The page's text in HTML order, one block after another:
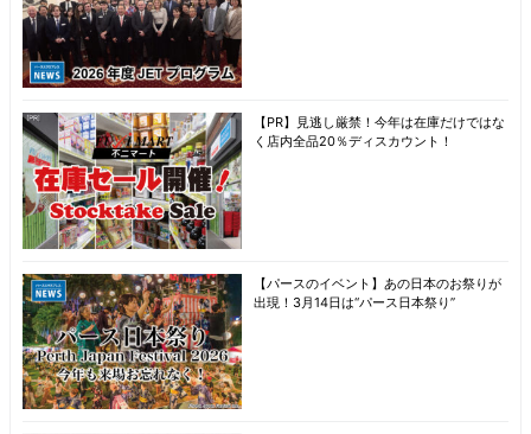
【PR】見逃し厳禁！今年は在庫だけではな
く店内全品20％ディスカウント！
【パースのイベント】あの日本のお祭りが
出現！3月14日は“パース日本祭り”